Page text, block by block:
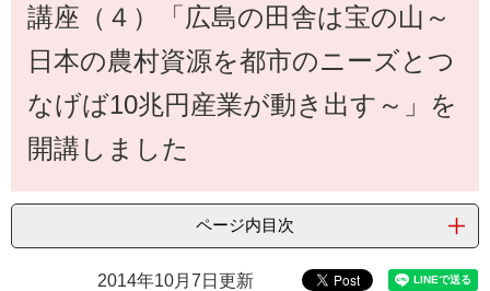
研究者の皆さま
教職員の皆さま
English
中文簡体 中文繁体 한국어 日本語
e
カ
入試情報
講座（４）「広島の田舎は宝の山～
日本の農村資源を都市のニーズとつ
なげば10兆円産業が動き出す～」を
開講しました
ページ内目次
2014年10月7日更新